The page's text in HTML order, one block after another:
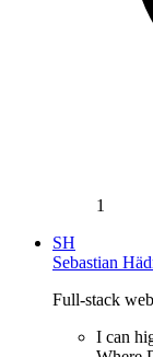
1
SH
Sebastian
Full-stack
I can